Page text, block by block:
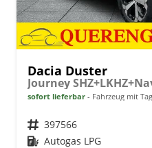
Dacia Duster
Journey
sofort lieferbar Fahrzeug mit
Fahrzeugnr. 397566
Kraftstoff Autogas LPG